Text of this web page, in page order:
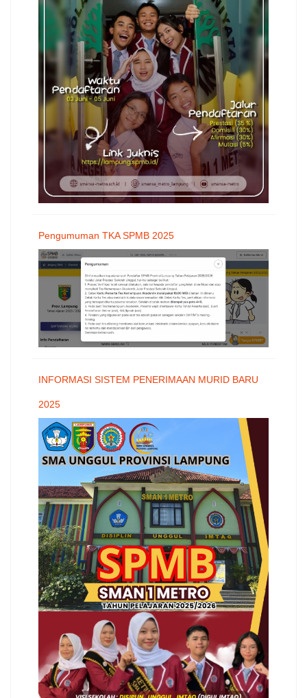
Pengumuman TKA SPMB 2025
INFORMASI SISTEM PENERIMAAN MURID BARU
2025